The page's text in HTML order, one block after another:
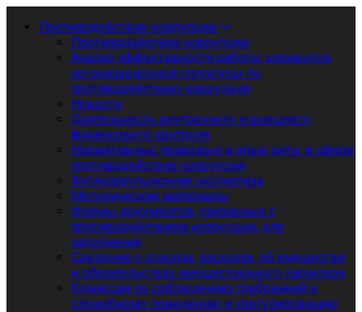
Противодействие коррупции
Противодействие коррупции
Анализ эффективности работы элементов
организационной структуры по
противодействию коррупции
Новости
Деятельность внутреннего и внешнего
финансового контроля
Нормативные правовые и иные акты в сфере
противодействия коррупции
Антикоррупционная экспертиза
Методические материалы
Формы документов, связанные с
противодействием коррупции, для
заполнения
Сведения о доходах, расходах, об имуществе
и обязательствах имущественного характера
Комиссия по соблюдению требований к
служебному поведению и урегулированию